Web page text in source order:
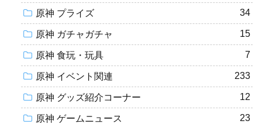
原神 プライズ 34
原神 ガチャガチャ 15
原神 食玩・玩具 7
原神 イベント関連 233
原神 グッズ紹介コーナー 12
原神 ゲームニュース 23